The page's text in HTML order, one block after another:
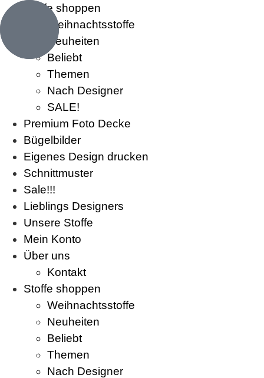
Stoffe shoppen
Weihnachtsstoffe
Neuheiten
Beliebt
Themen
Nach Designer
SALE!
Premium Foto Decke
Bügelbilder
Eigenes Design drucken
Schnittmuster
Sale!!!
Lieblings Designers
Unsere Stoffe
Mein Konto
Über uns
Kontakt
Stoffe shoppen
Weihnachtsstoffe
Neuheiten
Beliebt
Themen
Nach Designer